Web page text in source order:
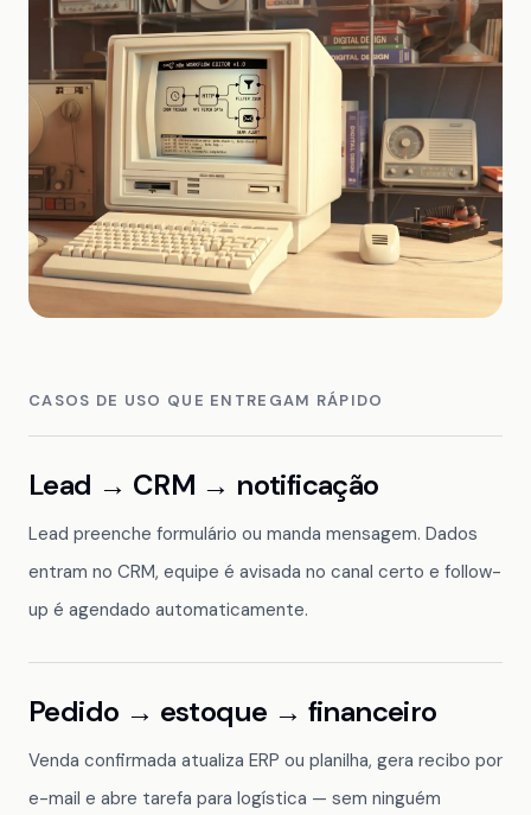
CASOS DE USO QUE ENTREGAM RÁPIDO
Lead → CRM → notificação
Lead preenche formulário ou manda mensagem. Dados
entram no CRM, equipe é avisada no canal certo e follow-
up é agendado automaticamente.
Pedido → estoque → financeiro
Venda confirmada atualiza ERP ou planilha, gera recibo por
e-mail e abre tarefa para logística — sem ninguém